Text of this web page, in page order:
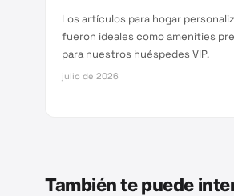
Los artículos para hogar
fueron ideales como amenities
para nuestros huéspedes VIP.
julio de 2026
También te puede